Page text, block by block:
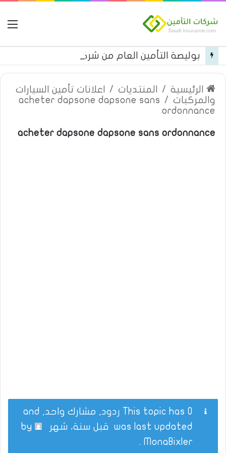
الرئيسية / المنتديات /
اعلانات تأمين السيارات
والمركبات /
acheter dapsone dapsone sans
ordonnance
acheter dapsone dapsone sans ordonnance
This topic has 0 ردود, مشارك واحد, and
was last updated قبل سنة، شهر
MonaBixler
.